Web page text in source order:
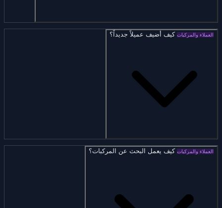
العملاء والمركبات كيف أضيف عميلاً جديداً؟
العملاء والمركبات كيف يعمل البحث عن المركبات؟